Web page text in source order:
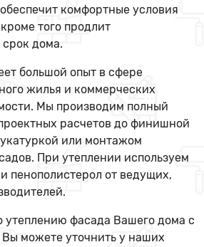
комфортные условия
того продлит
дома.
большой опыт в сфере
жилья и коммерческих
Мы производим полный
расчетов до финишной
или монтажом
При утеплении используем
пенополистерол от ведущих,
утеплению фасада Вашего дома с
можете уточнить у наших